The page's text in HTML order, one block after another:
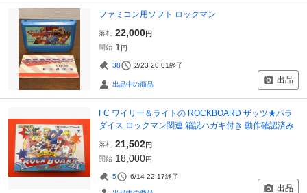
ファミコン用ソフト ロックマン
落札 22,000円
開始 1 円
38 2/23 20:01終了
出品中の商品 出品
FC ワイリー＆ライトの ROCKBOARD ザッツ★パラ
ダイス ロックマン関連 箱説ハガキ付き 動作確認済み
落札 21,502円
開始 18,000円
5 6/14 22:17終了
出品